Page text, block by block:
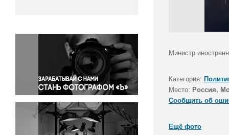
Окружающая среда
Политика
Правосудие
Происшествия и конфликты
Религия
Светская жизнь
Спорт
Экология
Министр
Категория:
Место: Россия,
Сообщить об
Ещё фото